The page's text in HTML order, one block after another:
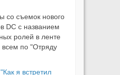
со съемок нового
DC с названием
ролей в ленте
всем по "Отряду